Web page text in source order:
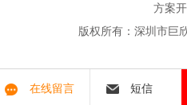
方案
版权所有：深圳市巨
在线留言 短信